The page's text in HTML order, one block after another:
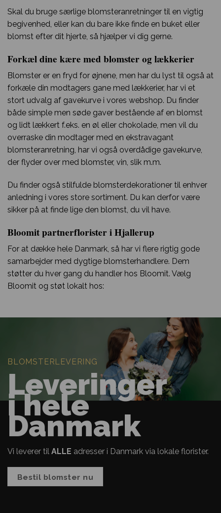
Skal du bruge særlige blomsteranretninger til en vigtig
begivenhed, eller kan du bare ikke finde en buket eller
blomst efter dit hjerte, så hjælper vi dig gerne.
Forkæl dine kære med blomster og lækkerier
Blomster er en fryd for øjnene, men har du lyst til også at
forkæle din modtagers gane med lækkerier, har vi et
stort udvalg af gavekurve i vores webshop. Du finder
både simple men søde gaver bestående af en blomst
og lidt lækkert f.eks. en øl eller chokolade, men vil du
overraske din modtager med en ekstravagant
blomsteranretning, har vi også overdådige gavekurve,
der flyder over med blomster, vin, slik m.m.
Du finder også stilfulde blomsterdekorationer til enhver
anledning i vores store sortiment. Du kan derfor være
sikker på at finde lige den blomst, du vil have.
Bloomit partnerflorister i Hjallerup
For at dække hele Danmark, så har vi flere rigtig gode
samarbejder med dygtige blomsterhandlere. Dem
støtter du hver gang du handler hos Bloomit. Vælg
Bloomit og støt lokalt hos:
BLOMSTERLEVERING
Leveringer
i hele
Danmark
Vi leverer til ALLE adresser i Danmark via lokale florister.
Bestil blomster nu